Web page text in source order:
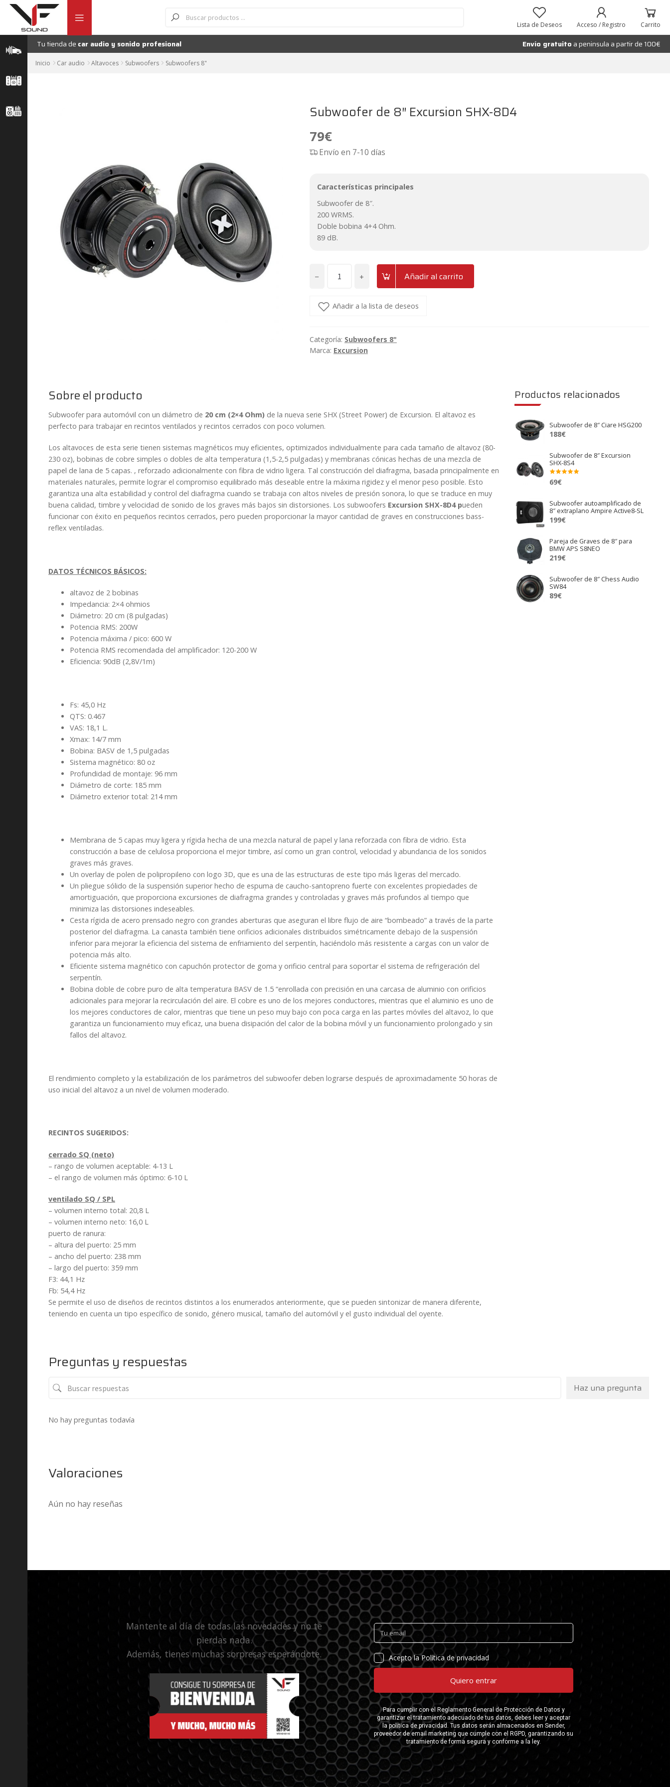
Ir
navegación
Ir
contenido
de
productos Lista de Deseos Acceso / Registro Carrito
Tu tienda de car audio y sonido profesional Envío gratuito a peninsula a partir de 100€
Inicio Car audio Altavoces Subwoofers Subwoofers 8"
Subwoofer de 8″ Excursion SHX-8D4
79€
Envío en 7-10 días
Características principales
Subwoofer de 8″.
200 WRMS.
Doble bobina 4+4 Ohm.
89 dB.
−
Subwoofer
8D4
cantidad
+ Añadir al carrito
Añadir a la lista de deseos
Categoría: Subwoofers 8"
Marca: Excursion
Sobre el producto
Subwoofer para automóvil con un diámetro de 20 cm (2×4 Ohm) de la nueva serie SHX (Street Power) de Excursion. El altavoz es
perfecto para trabajar en recintos ventilados y recintos cerrados con poco volumen.
Los altavoces de esta serie tienen sistemas magnéticos muy eficientes, optimizados individualmente para cada tamaño de altavoz (80-
230 oz), bobinas de cobre simples o dobles de alta temperatura (1,5-2,5 pulgadas) y membranas cónicas hechas de una mezcla de
papel de lana de 5 capas. , reforzado adicionalmente con fibra de vidrio ligera. Tal construcción del diafragma, basada principalmente en
materiales naturales, permite lograr el compromiso equilibrado más deseable entre la máxima rigidez y el menor peso posible. Esto
garantiza una alta estabilidad y control del diafragma cuando se trabaja con altos niveles de presión sonora, lo que se traduce en muy
buena calidad, timbre y velocidad de sonido de los graves más bajos sin distorsiones. Los subwoofers Excursion SHX-8D4 pueden
funcionar con éxito en pequeños recintos cerrados, pero pueden proporcionar la mayor cantidad de graves en construcciones bass-
reflex ventiladas.
DATOS TÉCNICOS BÁSICOS:
altavoz de 2 bobinas
Impedancia: 2×4 ohmios
Diámetro: 20 cm (8 pulgadas)
Potencia RMS: 200W
Potencia máxima / pico: 600 W
Potencia RMS recomendada del amplificador: 120-200 W
Eficiencia: 90dB (2,8V/1m)
Fs: 45,0 Hz
QTS: 0.467
VAS: 18,1 L.
Xmax: 14/7 mm
Bobina: BASV de 1,5 pulgadas
Sistema magnético: 80 oz
Profundidad de montaje: 96 mm
Diámetro de corte: 185 mm
Diámetro exterior total: 214 mm
Membrana de 5 capas muy ligera y rígida hecha de una mezcla natural de papel y lana reforzada con fibra de vidrio. Esta
construcción a base de celulosa proporciona el mejor timbre, así como un gran control, velocidad y abundancia de los sonidos
graves más graves.
Un overlay de polen de polipropileno con logo 3D, que es una de las estructuras de este tipo más ligeras del mercado.
Un pliegue sólido de la suspensión superior hecho de espuma de caucho-santopreno fuerte con excelentes propiedades de
amortiguación, que proporciona excursiones de diafragma grandes y controladas y graves más profundos al tiempo que
minimiza las distorsiones indeseables.
Cesta rígida de acero prensado negro con grandes aberturas que aseguran el libre flujo de aire “bombeado” a través de la parte
posterior del diafragma. La canasta también tiene orificios adicionales distribuidos simétricamente debajo de la suspensión
inferior para mejorar la eficiencia del sistema de enfriamiento del serpentín, haciéndolo más resistente a cargas con un valor de
potencia más alto.
Eficiente sistema magnético con capuchón protector de goma y orificio central para soportar el sistema de refrigeración del
serpentín.
Bobina doble de cobre puro de alta temperatura BASV de 1.5 “enrollada con precisión en una carcasa de aluminio con orificios
adicionales para mejorar la recirculación del aire. El cobre es uno de los mejores conductores, mientras que el aluminio es uno de
los mejores conductores de calor, mientras que tiene un peso muy bajo con poca carga en las partes móviles del altavoz, lo que
garantiza un funcionamiento muy eficaz, una buena disipación del calor de la bobina móvil y un funcionamiento prolongado y sin
fallos del altavoz.
El rendimiento completo y la estabilización de los parámetros del subwoofer deben lograrse después de aproximadamente 50 horas de
uso inicial del altavoz a un nivel de volumen moderado.
RECINTOS SUGERIDOS:
cerrado SQ (neto)
– rango de volumen aceptable: 4-13 L
– el rango de volumen más óptimo: 6-10 L
ventilado SQ / SPL
– volumen interno total: 20,8 L
– volumen interno neto: 16,0 L
puerto de ranura:
– altura del puerto: 25 mm
– ancho del puerto: 238 mm
– largo del puerto: 359 mm
F3: 44,1 Hz
Fb: 54,4 Hz
Se permite el uso de diseños de recintos distintos a los enumerados anteriormente, que se pueden sintonizar de manera diferente,
teniendo en cuenta un tipo específico de sonido, género musical, tamaño del automóvil y el gusto individual del oyente.
Productos relacionados
Subwoofer de 8″ Ciare HSG200
188€
Subwoofer de 8″ Excursion
SHX-8S4
Valora
5.00
de 5
69€
Subwoofer autoamplificado de
8″ extraplano Ampire Active8-SL
199€
Pareja de Graves de 8″ para
BMW APS S8NEO
219€
Subwoofer de 8″ Chess Audio
SW84
89€
Preguntas y respuestas
Haz una pregunta
No hay preguntas todavía
Valoraciones
Aún no hay reseñas
Mantente al día de todas las novedades y no te
pierdas nada.
Además, tienes muchas sorpresas esperándote.
Añadir al carrito